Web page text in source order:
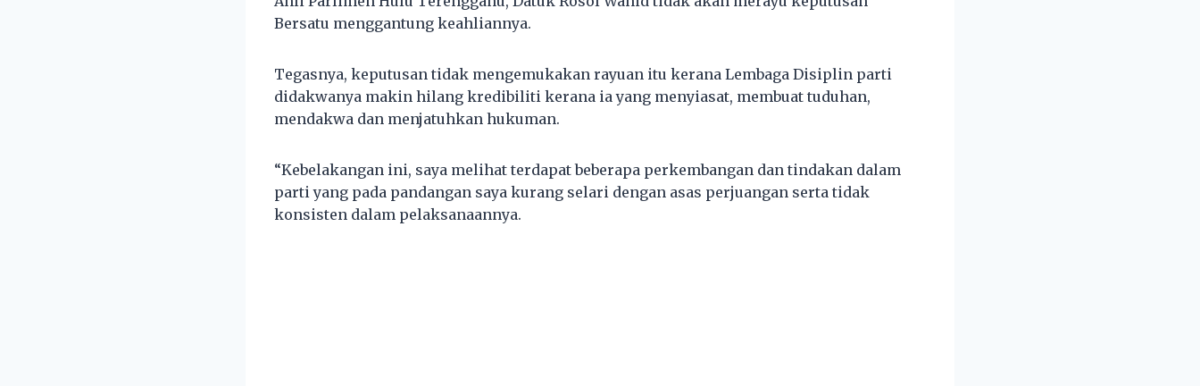
Bersatu menggantung keahliannya.
Tegasnya, keputusan tidak mengemukakan rayuan itu kerana Lembaga Disiplin parti
didakwanya makin hilang kredibiliti kerana ia yang menyiasat, membuat tuduhan,
mendakwa dan menjatuhkan hukuman.
“Kebelakangan ini, saya melihat terdapat beberapa perkembangan dan tindakan dalam
parti yang pada pandangan saya kurang selari dengan asas perjuangan serta tidak
konsisten dalam pelaksanaannya.